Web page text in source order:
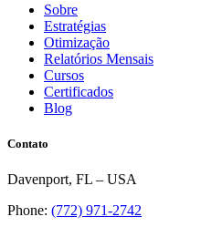
Sobre
Estratégias
Otimização
Relatórios Mensais
Cursos
Certificados
Blog
Contato
Davenport, FL – USA
Phone: (772) 971-2742